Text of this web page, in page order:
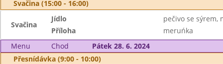
Svačina (15:00 - 16:00)
Svačina
Jídlo
pečivo se sýrem,
Příloha
meruńka
Menu
Chod
Pátek 28. 6. 2024
Přesnídávka (9:00 - 10:00)